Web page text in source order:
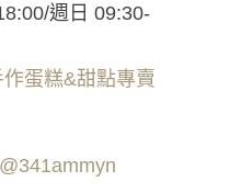
週日 09:30-
蛋糕&甜點專賣